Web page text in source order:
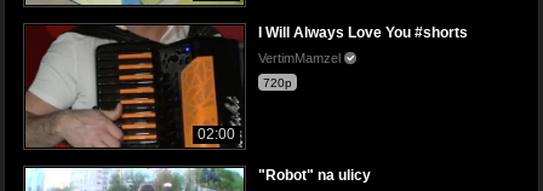
02:00
I Will Always Love You #shorts
VertimMamzel
720p
"Robot" na ulicy